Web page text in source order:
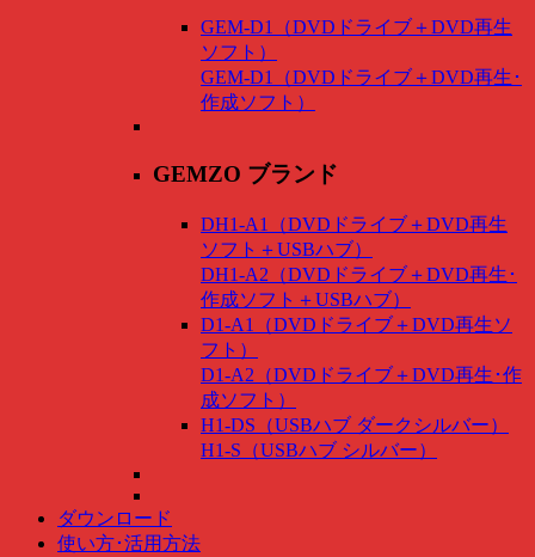
GEM-D1（DVDドライブ＋DVD再生
ソフト）
GEM-D1（DVDドライブ＋DVD再生･
作成ソフト）
GEMZO ブランド
DH1-A1（DVDドライブ＋DVD再生
ソフト＋USBハブ）
DH1-A2（DVDドライブ＋DVD再生･
作成ソフト＋USBハブ）
D1-A1（DVDドライブ＋DVD再生ソ
フト）
D1-A2（DVDドライブ＋DVD再生･作
成ソフト）
H1-DS（USBハブ ダークシルバー）
H1-S（USBハブ シルバー）
ダウンロード
使い方･活用方法